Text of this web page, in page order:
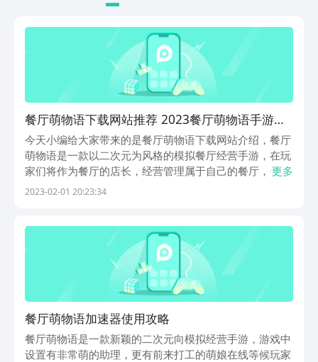
餐厅萌物语下载网站推荐 2023餐厅萌物语手游安
卓下载链接盘点
今天小编给大家带来的是餐厅萌物语下载网站介绍，餐厅
萌物语是一款以二次元为风格的模拟餐厅经营手游，在玩
家们将作为餐厅的店长，经营管理属于自己的餐厅，包括
餐厅的装修和装饰，制定餐厅规章制度、招揽大厨研究美
地...
更多
2023-02-01 20:23:34
餐厅萌物语加速器使用攻略
餐厅萌物语是一款新颖的二次元向模拟经营手游，游戏中
设置有非常萌的助理，更有前来打工的萌娘在线等候玩家